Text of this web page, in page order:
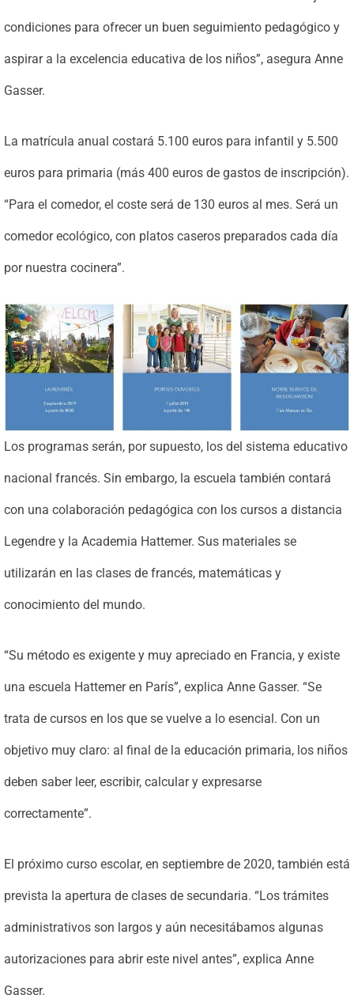
condiciones para ofrecer un buen seguimiento pedagógico y
aspirar a la excelencia educativa de los niños”, asegura Anne
Gasser.
La matrícula anual costará 5.100 euros para infantil y 5.500
euros para primaria (más 400 euros de gastos de inscripción).
“Para el comedor, el coste será de 130 euros al mes. Será un
comedor ecológico, con platos caseros preparados cada día
por nuestra cocinera”.
Los programas serán, por supuesto, los del sistema educativo
nacional francés. Sin embargo, la escuela también contará
con una colaboración pedagógica con los cursos a distancia
Legendre y la Academia Hattemer. Sus materiales se
utilizarán en las clases de francés, matemáticas y
conocimiento del mundo.
“Su método es exigente y muy apreciado en Francia, y existe
una escuela Hattemer en París”, explica Anne Gasser. “Se
trata de cursos en los que se vuelve a lo esencial. Con un
objetivo muy claro: al final de la educación primaria, los niños
deben saber leer, escribir, calcular y expresarse
correctamente”.
El próximo curso escolar, en septiembre de 2020, también está
prevista la apertura de clases de secundaria. “Los trámites
administrativos son largos y aún necesitábamos algunas
autorizaciones para abrir este nivel antes”, explica Anne
Gasser.